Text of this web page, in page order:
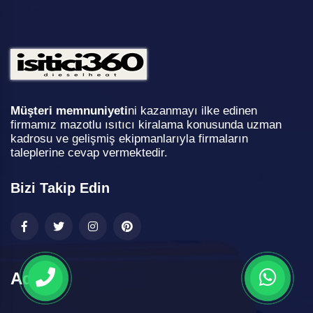
Müşteri memnuniyetini kazanmayı ilke edinen
firmamız mazotlu ısıtıcı kiralama konusunda uzman
kadrosu ve gelişmiş ekipmanlarıyla firmaların
taleplerine cevap vermektedir.
Bizi Takip Edin
Adres